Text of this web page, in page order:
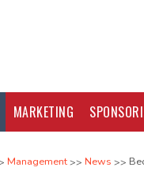
MARKETING
Management News